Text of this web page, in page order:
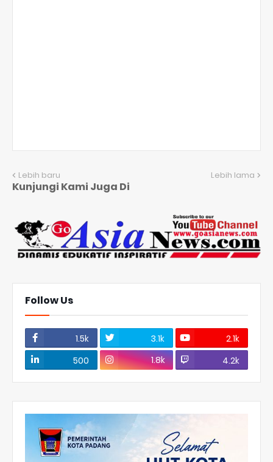
Lebih baru Lebih lama
Kunjungi Kami Juga Di
Follow Us
1.5k 3.1k
2.1k
500
1.8k 4.2k